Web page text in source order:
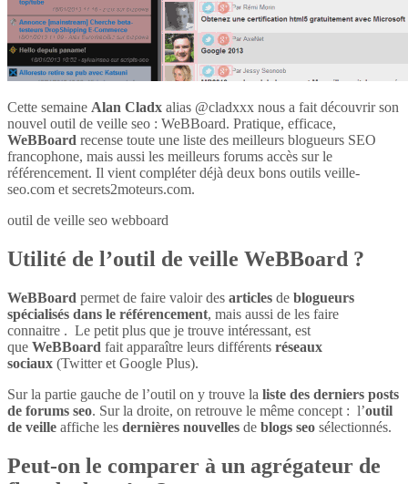
Cette semaine Alan Cladx alias @cladxxx nous a fait découvrir son
nouvel outil de veille seo : WeBBoard. Pratique, efficace,
WeBBoard recense toute une liste des meilleurs blogueurs SEO
francophone, mais aussi les meilleurs forums accès sur le
référencement. Il vient compléter déjà deux bons outils veille-
seo.com et secrets2moteurs.com.
outil de veille seo webboard
Utilité de l’outil de veille WeBBoard ?
WeBBoard permet de faire valoir des articles de blogueurs
spécialisés dans le référencement, mais aussi de les faire
connaitre . Le petit plus que je trouve intéressant, est
que WeBBoard fait apparaître leurs différents réseaux
sociaux (Twitter et Google Plus).
Sur la partie gauche de l’outil on y trouve la liste des derniers posts
de forums seo. Sur la droite, on retrouve le même concept : l’outil
de veille affiche les dernières nouvelles de blogs seo sélectionnés.
Peut-on le comparer à un agrégateur de